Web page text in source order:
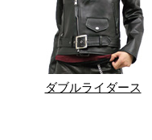
ダブルライダース